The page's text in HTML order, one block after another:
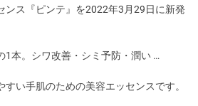
ンス『ピンテ』を2022年3月29日に新発
1本。シワ改善・シミ予防・潤い …
すい手肌のための美容エッセンスです。